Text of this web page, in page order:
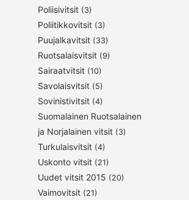
Poliisivitsit (3)
Poliitikkovitsit (3)
Puujalkavitsit (33)
Ruotsalaisvitsit (9)
Sairaatvitsit (10)
Savolaisvitsit (5)
Sovinistivitsit (4)
Suomalainen Ruotsalainen
ja Norjalainen vitsit (3)
Turkulaisvitsit (4)
Uskonto vitsit (21)
Uudet vitsit 2015 (20)
Vaimovitsit (21)